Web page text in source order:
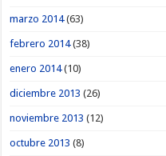
marzo 2014(63)
febrero 2014(38)
enero 2014(10)
diciembre 2013 (26)
noviembre 2013 (12)
octubre 2013 (8)